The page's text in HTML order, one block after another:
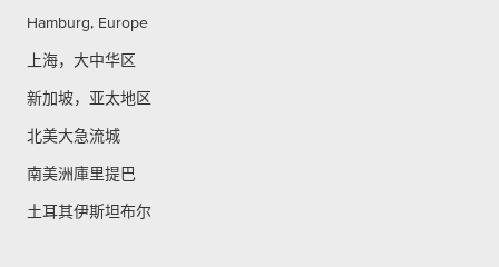
Hamburg, Europe
上海，大中华区
新加坡，亚太地区
北美大急流城
南美洲庫里提巴
土耳其伊斯坦布尔